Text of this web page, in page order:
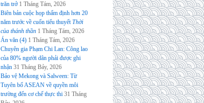
trăn trở 1 Tháng Tám, 2026
Biên bản cuộc họp thẩm định hơn 20
năm trước về cuốn tiểu thuyếtThời
của thánh thần 1 Tháng Tám, 2026
Án văn (4) 1 Tháng Tám, 2026
Chuyên gia Phạm Chi Lan: Công lao
của 80% người dân phải được ghi
nhận 31 Tháng Bảy, 2026
Bảo vệ Mekong và Salween: Từ
Tuyên bố ASEAN về quyền môi
trường đến cơ chế thực thi 31 Tháng